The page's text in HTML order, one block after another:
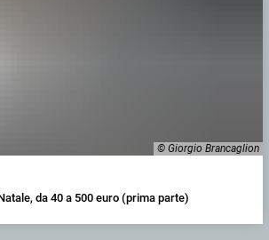
© Giorgio Brancaglion
da 40 a 500 euro (prima parte)